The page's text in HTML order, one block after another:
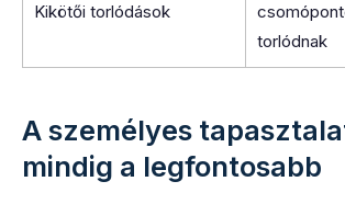
Kikötői torlódások
torlódnak
A személyes
mindig a legfontosabb